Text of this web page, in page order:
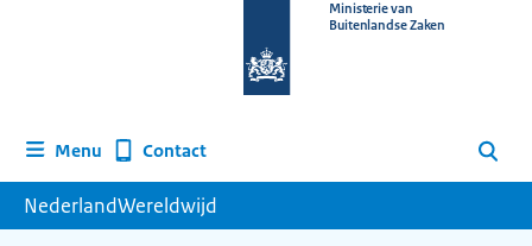
homepage
Ministerie van
Buitenlandse Zaken
Menu Contact Zoeken
NederlandWereldwijd